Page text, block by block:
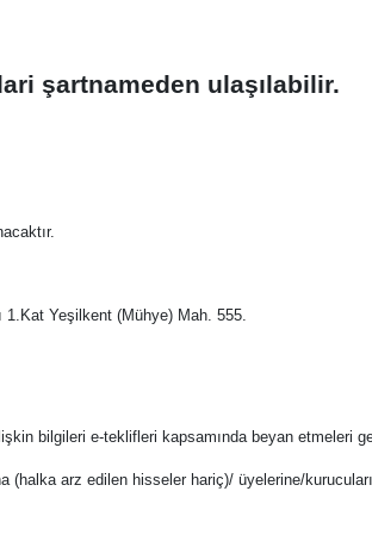
şartnameden ulaşılabilir.
1.Kat Yeşilkent (Mühye) Mah. 555.
bilgileri e-teklifleri kapsamında beyan etmeleri
(halka arz edilen hisseler hariç)/ üyelerine/